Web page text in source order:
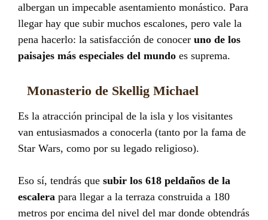
albergan un impecable asentamiento monástico. Para
llegar hay que subir muchos escalones, pero vale la
pena hacerlo: la satisfacción de conocer uno de los
paisajes más especiales del mundo es suprema.
Monasterio de Skellig Michael
Es la atracción principal de la isla y los visitantes
van entusiasmados a conocerla (tanto por la fama de
Star Wars, como por su legado religioso).
Eso sí, tendrás que subir los 618 peldaños de la
escalera para llegar a la terraza construida a 180
metros por encima del nivel del mar donde obtendrás